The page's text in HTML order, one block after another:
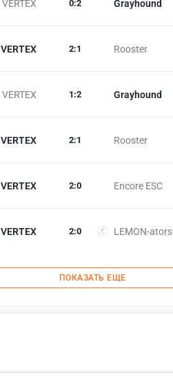
VERTEX Grayhound
0:2
VERTEX Rooster
2:1
VERTEX Grayhound
1 :2
VERTEX Rooster
2:1
VERTEX Encore ESC
2:0
VERTEX LEMON-ators
2:0
ПОКАЗАТЬ ЕЩЕ